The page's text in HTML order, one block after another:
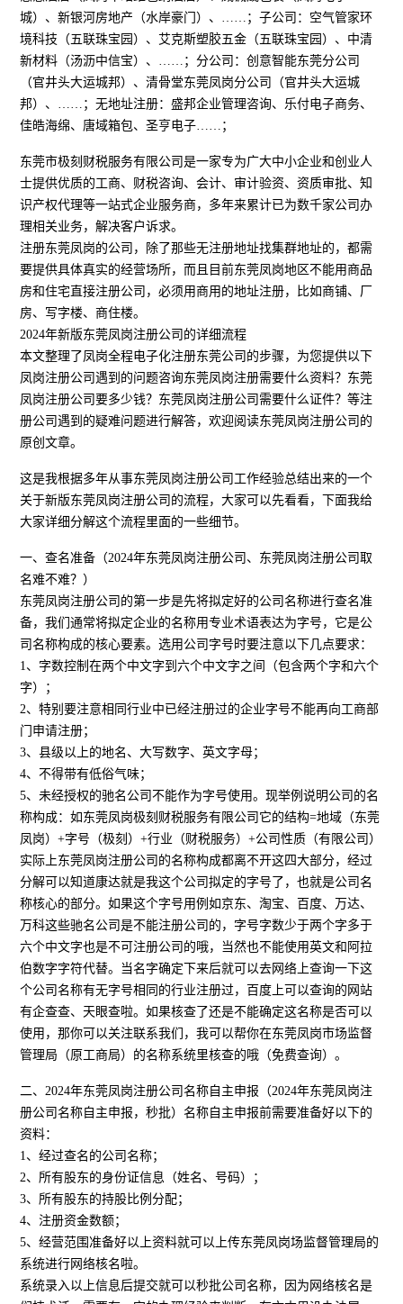
城）、新银河房地产（水岸豪门）、……；子公司：空气管家环
境科技（五联珠宝园）、艾克斯塑胶五金（五联珠宝园）、中清
新材料（汤沥中信宝）、……；分公司：创意智能东莞分公司
（官井头大运城邦）、清骨堂东莞凤岗分公司（官井头大运城
邦）、……；无地址注册：盛邦企业管理咨询、乐付电子商务、
佳皓海绵、唐域箱包、圣亨电子……；
东莞市极刻财税服务有限公司是一家专为广大中小企业和创业人
士提供优质的工商、财税咨询、会计、审计验资、资质审批、知
识产权代理等一站式企业服务商，多年来累计已为数千家公司办
理相关业务，解决客户诉求。
注册东莞凤岗的公司，除了那些无注册地址找集群地址的，都需
要提供具体真实的经营场所，而且目前东莞凤岗地区不能用商品
房和住宅直接注册公司，必须用商用的地址注册，比如商铺、厂
房、写字楼、商住楼。
2024年新版东莞凤岗注册公司的详细流程
本文整理了凤岗全程电子化注册东莞公司的步骤，为您提供以下
凤岗注册公司遇到的问题咨询东莞凤岗注册需要什么资料？东莞
凤岗注册公司要多少钱？东莞凤岗注册公司需要什么证件？等注
册公司遇到的疑难问题进行解答，欢迎阅读东莞凤岗注册公司的
原创文章。
这是我根据多年从事东莞凤岗注册公司工作经验总结出来的一个
关于新版东莞凤岗注册公司的流程，大家可以先看看，下面我给
大家详细分解这个流程里面的一些细节。
一、查名准备（2024年东莞凤岗注册公司、东莞凤岗注册公司取
名难不难？）
东莞凤岗注册公司的第一步是先将拟定好的公司名称进行查名准
备，我们通常将拟定企业的名称用专业术语表达为字号，它是公
司名称构成的核心要素。选用公司字号时要注意以下几点要求：
1、字数控制在两个中文字到六个中文字之间（包含两个字和六个
字）；
2、特别要注意相同行业中已经注册过的企业字号不能再向工商部
门申请注册；
3、县级以上的地名、大写数字、英文字母；
4、不得带有低俗气味；
5、未经授权的驰名公司不能作为字号使用。现举例说明公司的名
称构成：如东莞凤岗极刻财税服务有限公司它的结构=地域（东莞
凤岗）+字号（极刻）+行业（财税服务）+公司性质（有限公司）
实际上东莞凤岗注册公司的名称构成都离不开这四大部分，经过
分解可以知道康达就是我这个公司拟定的字号了，也就是公司名
称核心的部分。如果这个字号用例如京东、淘宝、百度、万达、
万科这些驰名公司是不能注册公司的，字号字数少于两个字多于
六个中文字也是不可注册公司的哦，当然也不能使用英文和阿拉
伯数字字符代替。当名字确定下来后就可以去网络上查询一下这
个公司名称有无字号相同的行业注册过，百度上可以查询的网站
有企查查、天眼查啦。如果核查了还是不能确定这名称是否可以
使用，那你可以关注联系我们，我可以帮你在东莞凤岗市场监督
管理局（原工商局）的名称系统里核查的哦（免费查询）。
二、2024年东莞凤岗注册公司名称自主申报（2024年东莞凤岗注
册公司名称自主申报，秒批）名称自主申报前需要准备好以下的
资料：
1、经过查名的公司名称；
2、所有股东的身份证信息（姓名、号码）；
3、所有股东的持股比例分配；
4、注册资金数额；
5、经营范围准备好以上资料就可以上传东莞凤岗场监督管理局的
系统进行网络核名啦。
系统录入以上信息后提交就可以秒批公司名称，因为网络核名是